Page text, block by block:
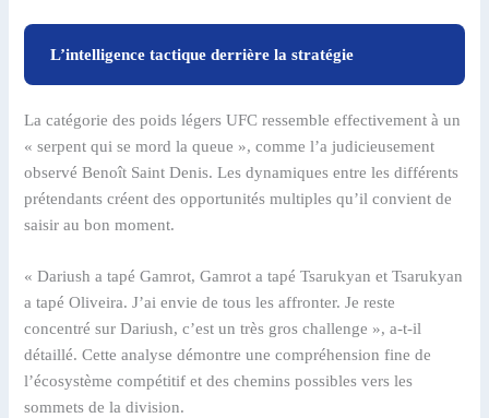
L’intelligence tactique derrière la stratégie
La catégorie des poids légers UFC ressemble effectivement à un
« serpent qui se mord la queue », comme l’a judicieusement
observé Benoît Saint Denis. Les dynamiques entre les différents
prétendants créent des opportunités multiples qu’il convient de
saisir au bon moment.
« Dariush a tapé Gamrot, Gamrot a tapé Tsarukyan et Tsarukyan
a tapé Oliveira. J’ai envie de tous les affronter. Je reste
concentré sur Dariush, c’est un très gros challenge », a-t-il
détaillé. Cette analyse démontre une compréhension fine de
l’écosystème compétitif et des chemins possibles vers les
sommets de la division.